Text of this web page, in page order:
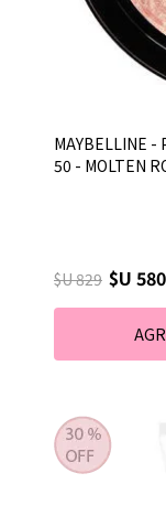
MAYBELLINE -
50 - MOLTEN
$U 829 $U